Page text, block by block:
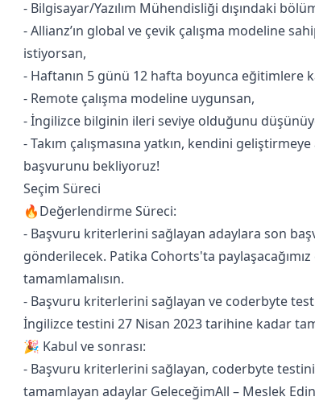
- Bilgisayar/Yazılım Mühendisliği dışındaki
- Allianz’ın global ve çevik çalışma modeline
istiyorsan,
- Haftanın 5 günü 12 hafta boyunca eğitimlere
- Remote çalışma modeline uygunsan,
- İngilizce bilginin ileri seviye olduğunu
- Takım çalışmasına yatkın, kendini
başvurunu bekliyoruz!
Seçim Süreci
🔥Değerlendirme Süreci:
- Başvuru kriterlerini sağlayan adaylara son
gönderilecek. Patika Cohorts'ta
tamamlamalısın.
- Başvuru kriterlerini sağlayan ve coderbyte
İngilizce testini 27 Nisan 2023 tarihine kadar
🎉 Kabul ve sonrası:
- Başvuru kriterlerini sağlayan, coderbyte
tamamlayan adaylar GeleceğimAll – Meslek